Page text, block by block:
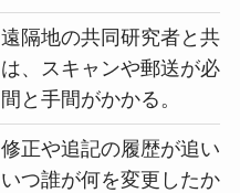
遠隔地の共同研究者と共
は、スキャンや郵送が必
間と手間がかかる。
修正や追記の履歴が追い
いつ誰が何を変更したか